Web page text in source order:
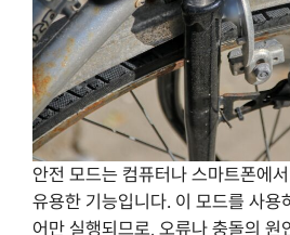
안전 모드는 컴퓨터나 스마트폰에
유용한 기능입니다. 이 모드를 사용
어만 실행되므로, 오류나 충돌의 원